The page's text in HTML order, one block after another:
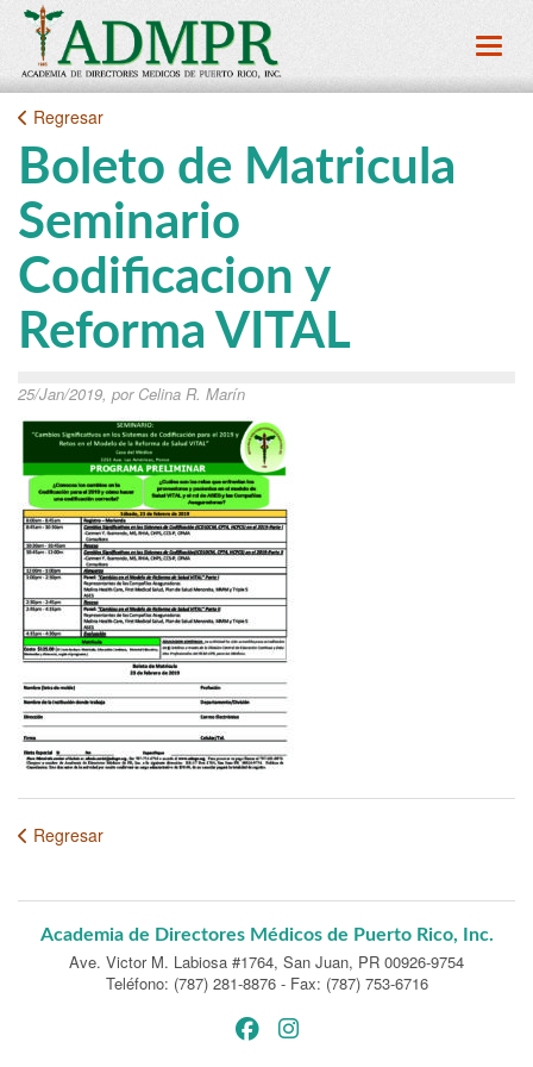
Regresar
Boleto de Matricula
Seminario
Codificacion y
Reforma VITAL
25/Jan/2019, por Celina R. Marín
Regresar
Academia de Directores Médicos de Puerto Rico, Inc.
Ave. Victor M. Labiosa #1764, San Juan, PR 00926-9754
Teléfono: (787) 281-8876 - Fax: (787) 753-6716